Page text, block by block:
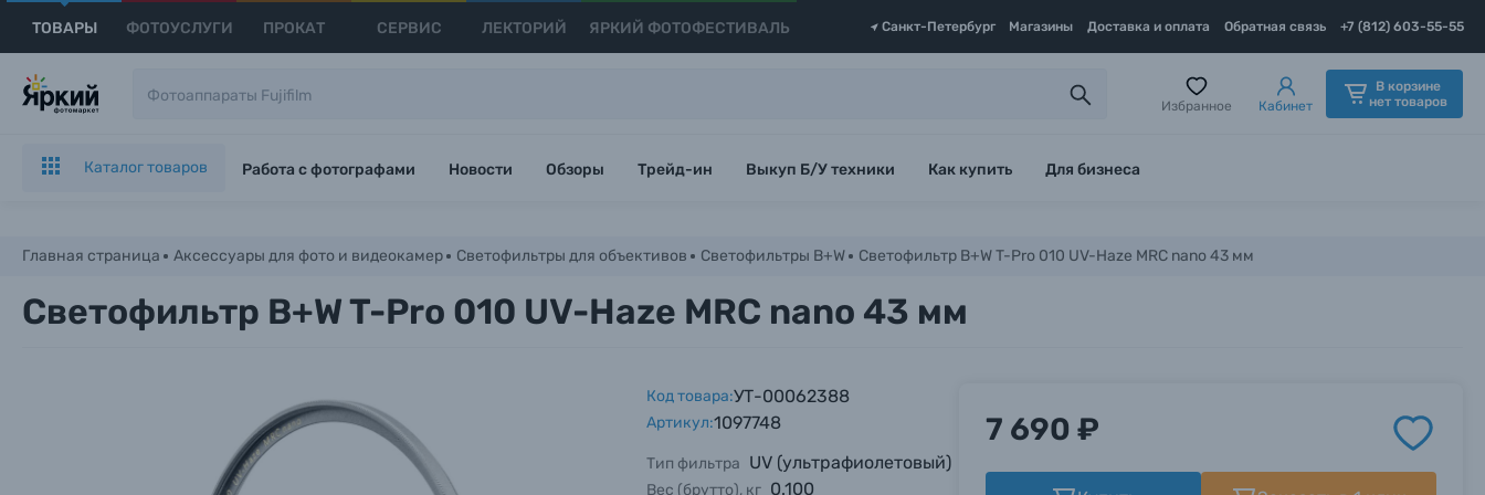
ТОВАРЫ ФОТОУСЛУГИ ПРОКАТ СЕРВИС ЛЕКТОРИЙ ЯРКИЙ ФОТОФЕСТИВАЛЬ Санкт-Петербург Магазины Доставка и оплата Обратная связь +7 (812) 603-55-55
Избранное Кабинет
В корзине
нет товаров
Каталог товаров Работа с фотографами Новости Обзоры Трейд-ин Выкуп Б/У техники Как купить Для бизнеса
Главная страница Аксессуары для фото и видеокамер Светофильтры для объективов Светофильтры B+W Светофильтр B+W T-Pro 010 UV-Haze MRC nano 43 мм
Светофильтр B+W T-Pro 010 UV-Haze MRC nano 43 мм
Код товара:УТ-00062388
Артикул:1097748
Тип фильтра UV (ультрафиолетовый)
Вес (брутто), кг 0.100
7 690 ₽